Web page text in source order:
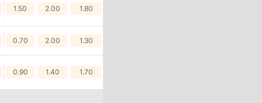
1.50 2.00 1.80
0.70 2.00 1.30
0.90 1.40 1.70
Cực Hấp
tính. Đây không chỉ là
tay chơi thử thách bản